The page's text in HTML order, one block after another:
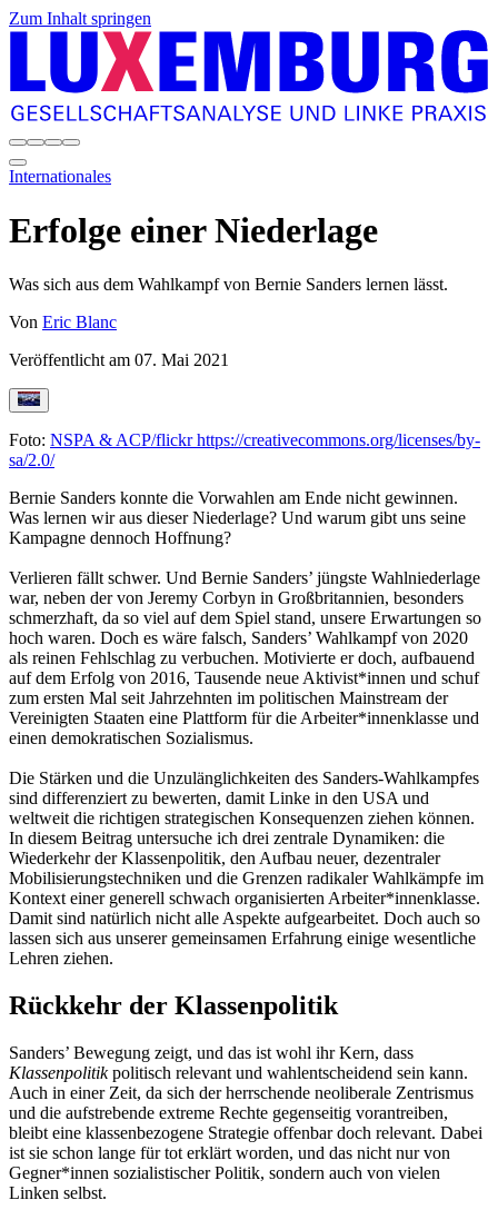
Zum Inhalt springen
Internationales
Erfolge einer Niederlage
Was sich aus dem Wahlkampf von Bernie Sanders lernen lässt.
Von Eric Blanc
Veröffentlicht am 07. Mai 2021
Foto: NSPA & ACP/flickrhttps://creativecommons.org/licenses/by-
sa/2.0/
Bernie Sanders konnte die Vorwahlen am Ende nicht gewinnen.
Was lernen wir aus dieser Niederlage? Und warum gibt uns seine
Kampagne dennoch Hoffnung?
Verlieren fällt schwer. Und Bernie Sanders’ jüngste Wahlniederlage
war, neben der von Jeremy Corbyn in Großbritannien, besonders
schmerzhaft, da so viel auf dem Spiel stand, unsere Erwartungen so
hoch waren. Doch es wäre falsch, Sanders’ Wahlkampf von 2020
als reinen Fehlschlag zu verbuchen. Motivierte er doch, aufbauend
auf dem Erfolg von 2016, Tausende neue Aktivist*innen und schuf
zum ersten Mal seit Jahrzehnten im politischen Mainstream der
Vereinigten Staaten eine Plattform für die Arbeiter*innenklasse und
einen demokratischen Sozialismus.
Die Stärken und die Unzulänglichkeiten des Sanders-Wahlkampfes
sind differenziert zu bewerten, damit Linke in den USA und
weltweit die richtigen strategischen Konsequenzen ziehen können.
In diesem Beitrag untersuche ich drei zentrale Dynamiken: die
Wiederkehr der Klassenpolitik, den Aufbau neuer, dezentraler
Mobilisierungstechniken und die Grenzen radikaler Wahlkämpfe im
Kontext einer generell schwach organisierten Arbeiter*innenklasse.
Damit sind natürlich nicht alle Aspekte aufgearbeitet. Doch auch so
lassen sich aus unserer gemeinsamen Erfahrung einige wesentliche
Lehren ziehen.
Rückkehr der Klassenpolitik
Sanders’ Bewegung zeigt, und das ist wohl ihr Kern, dass
Klassenpolitikpolitisch relevant und wahlentscheidend sein kann.
Auch in einer Zeit, da sich der herrschende neoliberale Zentrismus
und die aufstrebende extreme Rechte gegenseitig vorantreiben,
bleibt eine klassenbezogene Strategie offenbar doch relevant. Dabei
ist sie schon lange für tot erklärt worden, und das nicht nur von
Gegner*innen sozialistischer Politik, sondern auch von vielen
Linken selbst.